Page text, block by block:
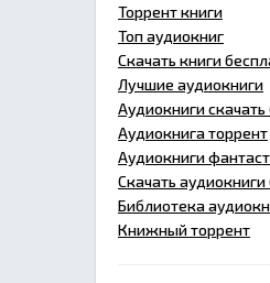
Торрент книги
Топ аудиокниг
Скачать книги
Лучшие аудиокниги
Аудиокниги
Аудиокнига торрент
Аудиокниги
Скачать
Библиотека
Книжный торрент